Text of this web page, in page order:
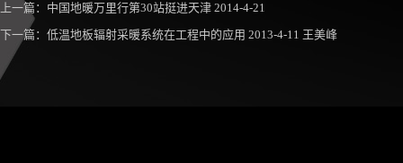
上一篇： 中国地暖万里行第30站挺进天津 2014-4-21
下一篇： 低温地板辐射采暖系统在工程中的应用 2013-4-11 王美峰